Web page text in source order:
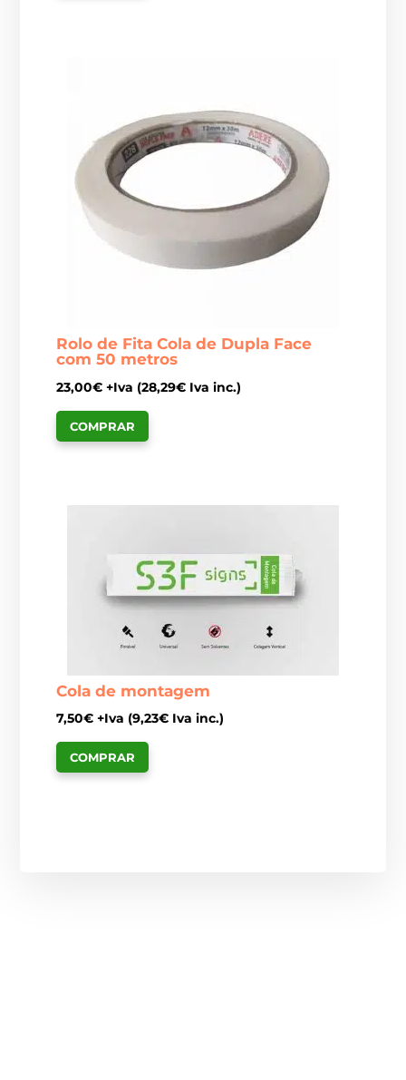
Rolo de Fita Cola de Dupla Face
com 50 metros
23,00€ +Iva (28,29€ Iva inc.)
COMPRAR
Cola de montagem
7,50€ +Iva (9,23€ Iva inc.)
COMPRAR